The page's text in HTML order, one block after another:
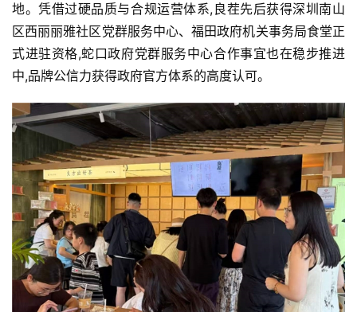
地。凭借过硬品质与合规运营体系,良茬先后获得深圳南山
区西丽丽雅社区党群服务中心、福田政府机关事务局食堂正
式进驻资格,蛇口政府党群服务中心合作事宜也在稳步推进
中,品牌公信力获得政府官方体系的高度认可。